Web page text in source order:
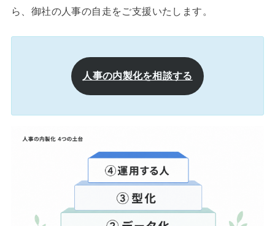
ら、御社の人事の自走をご支援いたします。
人事の内製化を相談する